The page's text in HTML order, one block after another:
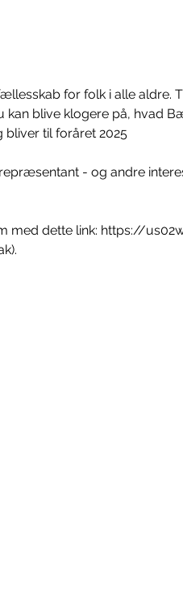
for folk i alle aldre.
kan blive klogere på, hvad
bliver til foråret 2025
- og andre
med dette link: https://